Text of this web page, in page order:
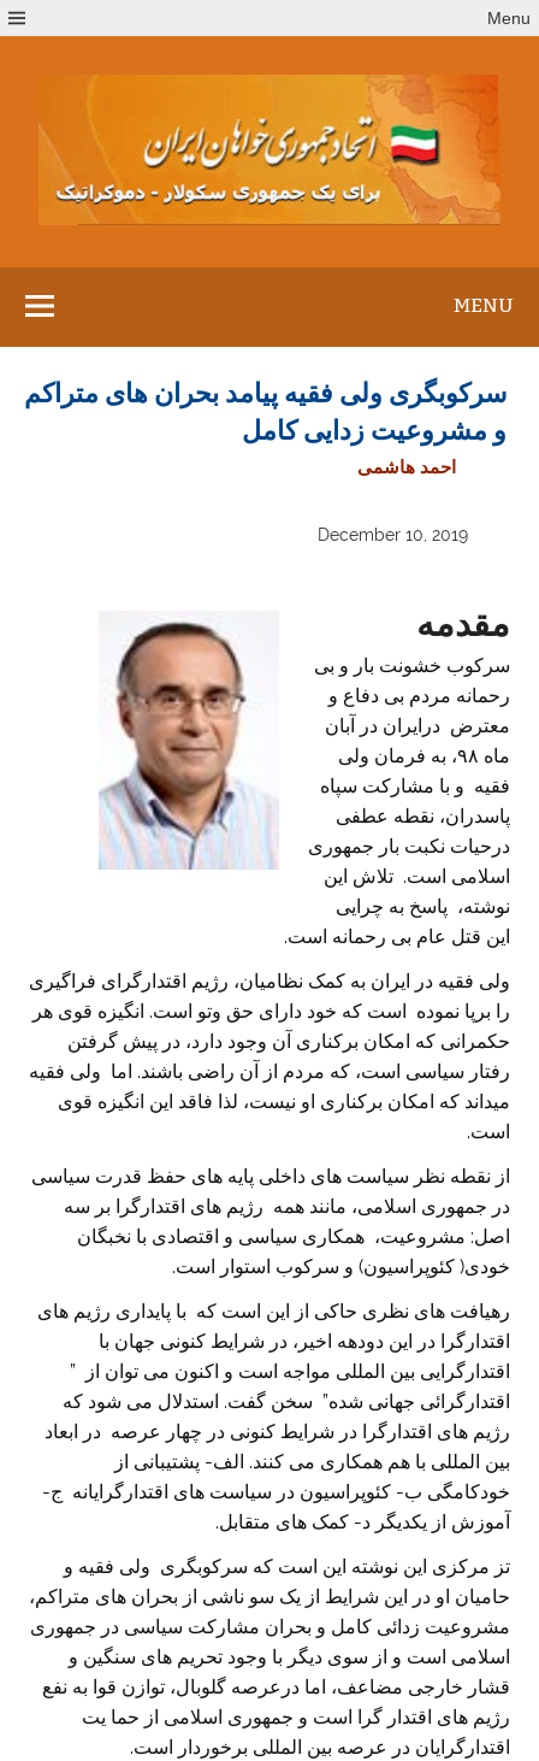
to
Menu
MENU
سرکوبگری ولی فقیه پیامد بحران های متراکم
و مشروعیت زدایی کامل
احمد هاشمی
December 10, 2019
مقدمه
سرکوب خشونت بار و بی
رحمانه مردم بی دفاع و
معترض درایران در آبان
ماه ۹۸، به فرمان ولی
فقیه و با مشارکت سپاه
پاسدران، نقطه عطفی
درحیات نکبت بار جمهوری
اسلامی است. تلاش این
نوشته، پاسخ به چرایی
این قتل عام بی رحمانه است.
ولی فقیه در ایران به کمک نظامیان، رژیم اقتدارگرای فراگیری
را برپا نموده است که خود دارای حق وتو است. انگیزه قوی هر
حکمرانی که امکان برکناری آن وجود دارد، در پیش گرفتن
رفتار سیاسی است، که مردم از آن راضی باشند. اما ولی فقیه
میداند که امکان برکناری او نیست، لذا فاقد این انگیزه قوی
است.
از نقطه نظر سیاست های داخلی پایه های حفظ قدرت سیاسی
در جمهوری اسلامی، مانند همه رژیم های اقتدارگرا بر سه
اصل: مشروعیت، همکاری سیاسی و اقتصادی با نخبگان
خودی( کئوپراسیون) و سرکوب استوار است.
رهیافت های نظری حاکی از این است که با پایداری رژیم های
اقتدارگرا در این دودهه اخیر، در شرایط کنونی جهان با
اقتدارگرایی بین المللی مواجه است و اکنون می توان از ”
اقتدارگرائی جهانی شده” سخن گفت. استدلال می شود که
رژیم های اقتدارگرا در شرایط کنونی در چهار عرصه در ابعاد
بین المللی با هم همکاری می کنند. الف- پشتیبانی از
خودکامگی ب- کئوپراسیون در سیاست های اقتدارگرایانه ج-
آموزش از یکدیگر د- کمک های متقابل.
تز مرکزی این نوشته این است که سرکوبگری ولی فقیه و
حامیان او در این شرایط از یک سو ناشی از بحران های متراکم،
مشروعیت زدائی کامل و بحران مشارکت سیاسی در جمهوری
اسلامی است و از سوی دیگر با وجود تحریم های سنگین و
قشار خارجی مضاعف، اما درعرصه گلوبال، توازن قوا به نفع
رژیم های اقتدار گرا است و جمهوری اسلامی از حما یت
اقتدارگرایان در عرصه بین المللی برخوردار است.